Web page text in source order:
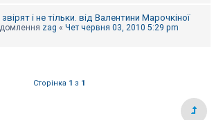
і не тільки. від Валентини Марочкіної
zag « Чет червня 03, 2010 5:29 pm
Сторінка 1 з 1